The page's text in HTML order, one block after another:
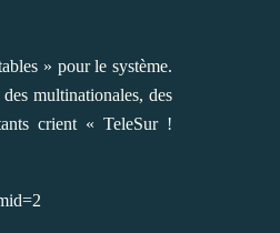
» pour le système.
multinationales, des
crient « TeleSur !